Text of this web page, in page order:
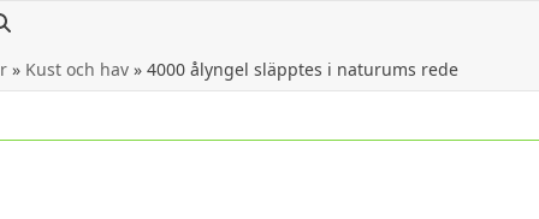
» Kust och hav» 4000 ålyngel släpptes i naturums rede